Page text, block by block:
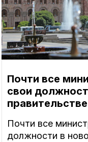
Почти все
свои
Почти все
должности в